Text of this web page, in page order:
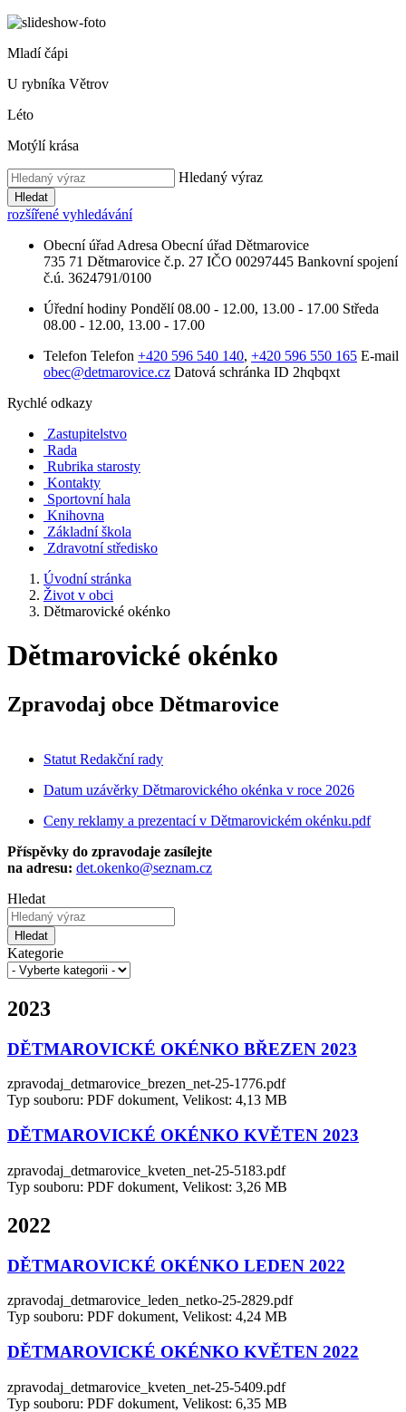
Mladí čápi
U rybníka Větrov
Léto
Motýlí krása
Hledaný výraz
Hledat
rozšířené vyhledávání
Obecní úřad Adresa Obecní úřad Dětmarovice
735 71 Dětmarovice č.p. 27 IČO 00297445 Bankovní spojení
č.ú. 3624791/0100
Úřední hodiny Pondělí 08.00 - 12.00, 13.00 - 17.00 Středa
08.00 - 12.00, 13.00 - 17.00
Telefon Telefon +420 596 540 140, +420 596 550 165 E-mail
obec@detmarovice.cz Datová schránka ID 2hqbqxt
Rychlé odkazy
Zastupitelstvo
Rada
Rubrika starosty
Kontakty
Sportovní hala
Knihovna
Základní škola
Zdravotní středisko
Úvodní stránka
Život v obci
Dětmarovické okénko
Dětmarovické okénko
Zpravodaj obce Dětmarovice
Statut Redakční rady
Datum uzávěrky Dětmarovického okénka v roce 2026
Ceny reklamy a prezentací v Dětmarovickém okénku.pdf
Příspěvky do zpravodaje zasílejte
na adresu: det.okenko@seznam.cz
Hledat
Hledat
Kategorie
2023
DĚTMAROVICKÉ OKÉNKO BŘEZEN 2023
zpravodaj_detmarovice_brezen_net-25-1776.pdf
Typ souboru: PDF dokument, Velikost: 4,13 MB
DĚTMAROVICKÉ OKÉNKO KVĚTEN 2023
zpravodaj_detmarovice_kveten_net-25-5183.pdf
Typ souboru: PDF dokument, Velikost: 3,26 MB
2022
DĚTMAROVICKÉ OKÉNKO LEDEN 2022
zpravodaj_detmarovice_leden_netko-25-2829.pdf
Typ souboru: PDF dokument, Velikost: 4,24 MB
DĚTMAROVICKÉ OKÉNKO KVĚTEN 2022
zpravodaj_detmarovice_kveten_net-25-5409.pdf
Typ souboru: PDF dokument, Velikost: 6,35 MB